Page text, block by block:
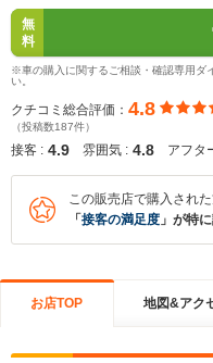
無
料
※車の購入に関するご相談・確認専用ダ
い。
クチコミ総合評価： 4.8
（投稿数187件）
接客 : 4.9 雰囲気 : 4.8 アフタ
この販売店で購入され
「 接客の満足度 」が特
お店TOP 地図&アク